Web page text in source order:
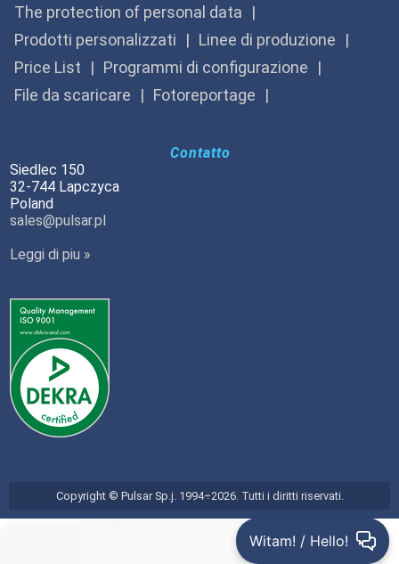
The protection of personal data
Prodotti personalizzati
Linee di produzione
Price List
Programmi di configurazione
File da scaricare
Fotoreportage
Contatto
Siedlec 150
32-744 Lapczyca
Poland
sales@pulsar.pl
Leggi di piu »
Copyright © Pulsar Sp.j. 1994÷2026. Tutti i diritti riservati.
Witam! / Hello!